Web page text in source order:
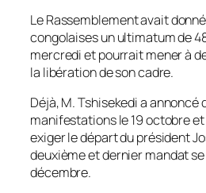
Le Rassemblement avait
congolaises un ultimatum de
mercredi et pourrait mener à
la libération de son cadre.
Déjà, M. Tshisekedi a annoncé
manifestations le 19 octobre
exiger le départ du président
deuxième et dernier mandat
décembre.